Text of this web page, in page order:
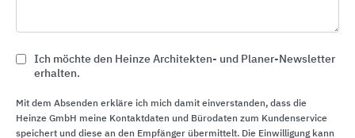
Gute Raumakustik mit Akustikdecken, Baffeln,
Rockfon
Ich möchte den Heinze Architekten- und Planer-Newsletter
erhalten.
Mit dem Absenden erkläre ich mich damit einverstanden, dass die
Heinze GmbH meine Kontaktdaten und Bürodaten zum Kundenservice
speichert und diese an den Empfänger übermittelt. Die Einwilligung kann